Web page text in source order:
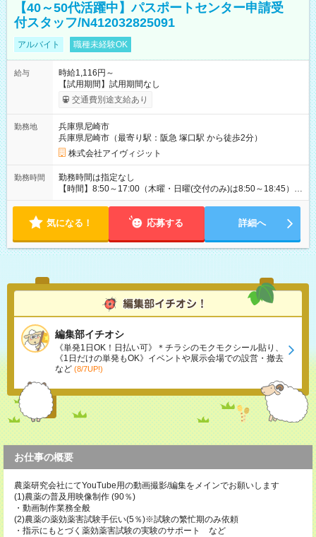
【40～50代活躍中】パスポートセンター申請受
付スタッフ/N412032825091
アルバイト 職種未経験OK
給与
時給1,116円～
【試用期間】試用期間なし
交通費別途支給あり
勤務地
兵庫県尼崎市
兵庫県尼崎市（最寄り駅：阪急 塚口駅 から徒歩2分）
株式会社アイヴィジット
勤務時間
勤務時間は指定なし
【時間】8:50～17:00（木曜・日曜(交付のみ)は8:50～18:45）
※1日5時間から7時間で応相談 【曜日】月・火・水・木・金 の
(交付)のみ受付しておりますので、日曜日働ける方も歓迎 ※もち
気になる！ 応募する 詳細へ
編集部イチオシ
《単発1日OK！日払い可》＊チラシのモクモクシール貼り、
《1日だけの単発もOK》イベントや展示会場での設営・撤去
など (8/7UP!)
お仕事の概要
農薬研究会社にてYouTube用の動画撮影/編集をメインでお願いします
(1)農薬の普及用映像制作 (90％)
・動画制作業務全般
(2)農薬の薬効薬害試験手伝い(5％)※試験の繁忙期のみ依頼
・指示にもとづく薬効薬害試験の実験のサポート など